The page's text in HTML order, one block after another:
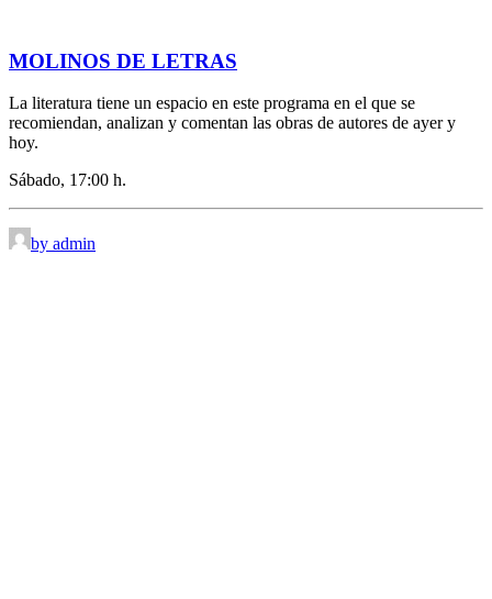
MOLINOS DE LETRAS
La literatura tiene un espacio en este programa en el que se
recomiendan, analizan y comentan las obras de autores de ayer y
hoy.
Sábado, 17:00 h.
by admin